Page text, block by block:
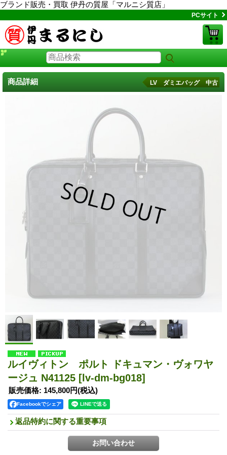
ブランド販売・買取 伊丹の質屋「マルニシ質店」
PCサイト
商品詳細 LV ダミエバッグ 中古
ルイヴィトン ポルト ドキュマン・ヴォワヤ
ージュ N41125 [lv-dm-bg018]
販売価格: 145,800円(税込)
Facebookでシェア
返品特約に関する重要事項